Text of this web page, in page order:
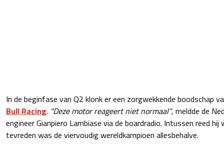
In de beginfase van Q2 klonk er een zorgwekkende boodschap
Bull Racing. "Deze motor reageert niet normaal", meldde de
engineer Gianpiero Lambiase via de boardradio. Intussen reed
tevreden was de viervoudig wereldkampioen allesbehalve.